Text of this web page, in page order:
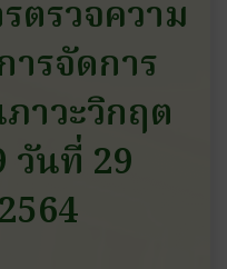
ตรวจความ
รจัดการ
าวะวิกฤต
วันที่ 29